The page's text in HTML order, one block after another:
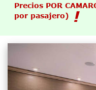
Precios POR
por pasajero)